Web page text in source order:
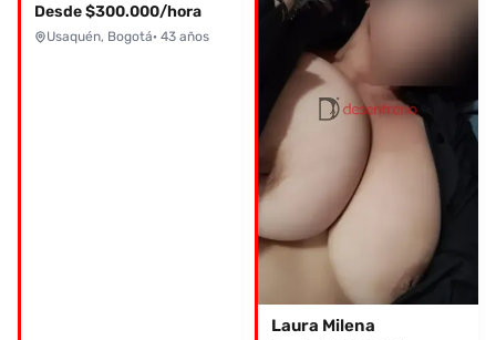
está a solo un mensaje de distancia!
Desde $300.000/hora
Usaquén, Bogotá· 43 años
Laura Milena